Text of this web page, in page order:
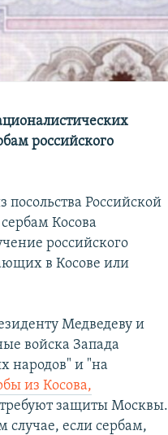
российского
посольства Российской
Косова
российского
в Косове или
Медведеву и
войска Запада
народов" и "на
из Косова,
защиты Москвы.
если сербам,